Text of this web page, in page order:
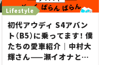
Lifestyle
初代アウディ S4アバン
ト（B5）に乗ってます！ 僕
たちの愛車紹介｜中村大
輝さん——瀬イオナと嶋